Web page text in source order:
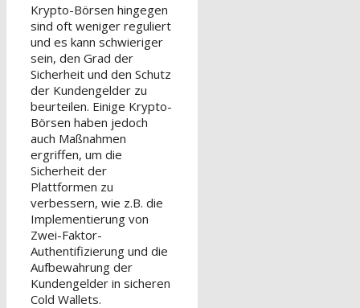
Krypto-Börsen hingegen
sind oft weniger reguliert
und es kann schwieriger
sein, den Grad der
Sicherheit und den Schutz
der Kundengelder zu
beurteilen. Einige Krypto-
Börsen haben jedoch
auch Maßnahmen
ergriffen, um die
Sicherheit der
Plattformen zu
verbessern, wie z.B. die
Implementierung von
Zwei-Faktor-
Authentifizierung und die
Aufbewahrung der
Kundengelder in sicheren
Cold Wallets.